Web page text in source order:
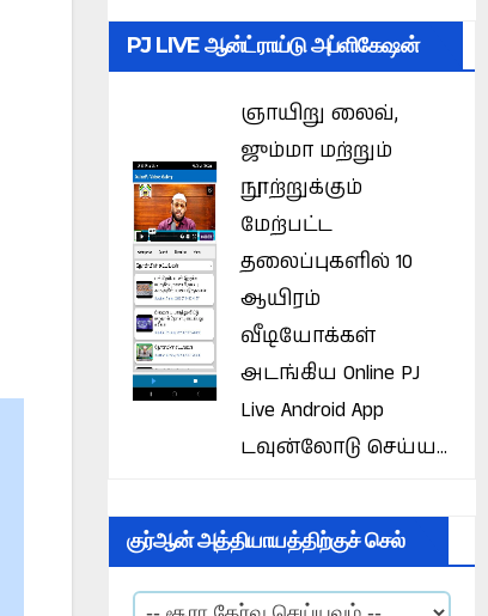
PJ LIVE ஆன்ட்ராய்டு அப்ளிகேஷன்
ஞாயிறு லைவ்,
ஜும்மா மற்றும்
நூற்றுக்கும்
மேற்பட்ட
தலைப்புகளில் 10
ஆயிரம்
வீடியோக்கள்
அடங்கிய Online PJ
Live Android App
டவுன்லோடு செய்ய...
குர்ஆன் அத்தியாயத்திற்குச் செல்